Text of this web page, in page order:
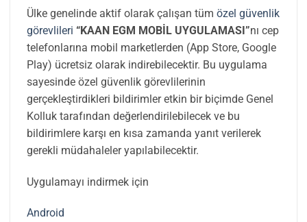
Ülke genelinde aktif olarak çalışan tüm özel güvenlik
görevlileri “KAAN EGM MOBİL UYGULAMASI”nı cep
telefonlarına mobil marketlerden (App Store, Google
Play) ücretsiz olarak indirebilecektir. Bu uygulama
sayesinde özel güvenlik görevlilerinin
gerçekleştirdikleri bildirimler etkin bir biçimde Genel
Kolluk tarafından değerlendirilebilecek ve bu
bildirimlere karşı en kısa zamanda yanıt verilerek
gerekli müdahaleler yapılabilecektir.
Uygulamayı indirmek için
Android